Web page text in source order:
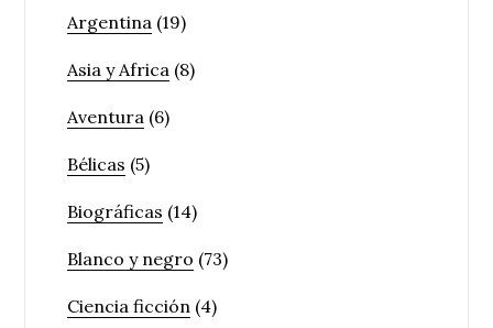
Argentina (19)
Asia y Africa (8)
Aventura (6)
Bélicas (5)
Biográficas (14)
Blanco y negro (73)
Ciencia ficción (4)